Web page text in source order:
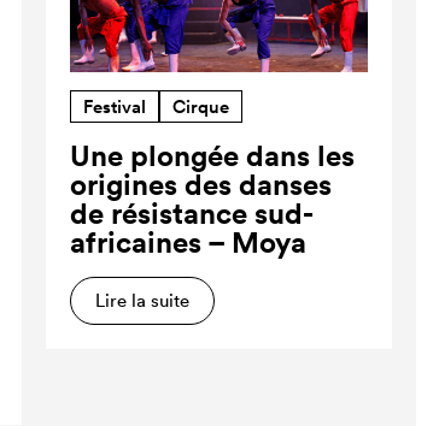
Festival Cirque
Une plongée dans les
origines des danses
de résistance sud-
africaines – Moya
Lire la suite